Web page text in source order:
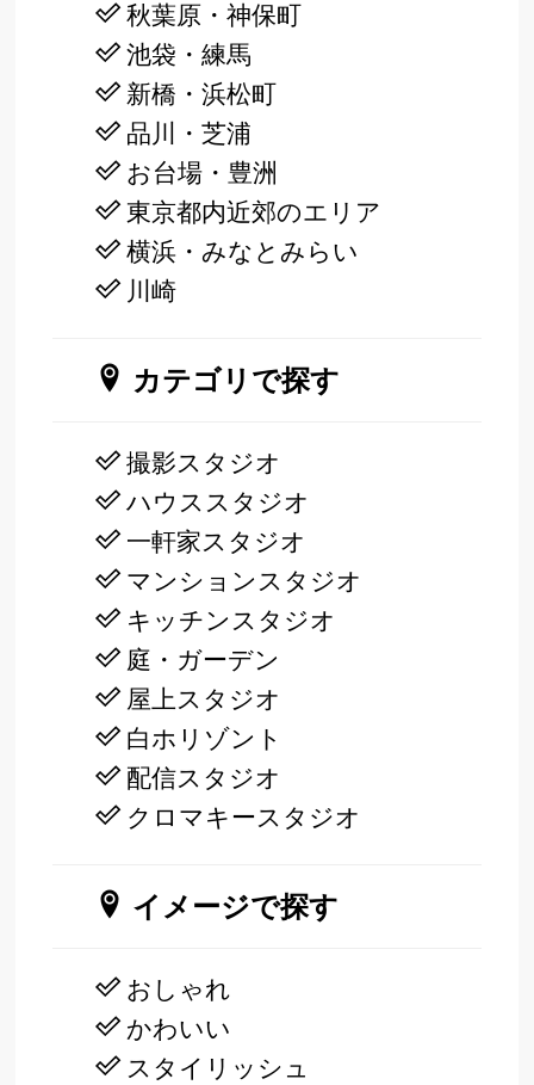
秋葉原・神保町
池袋・練馬
新橋・浜松町
品川・芝浦
お台場・豊洲
東京都内近郊のエリア
横浜・みなとみらい
川崎
カテゴリで探す
撮影スタジオ
ハウススタジオ
一軒家スタジオ
マンションスタジオ
キッチンスタジオ
庭・ガーデン
屋上スタジオ
白ホリゾント
配信スタジオ
クロマキースタジオ
イメージで探す
おしゃれ
かわいい
スタイリッシュ